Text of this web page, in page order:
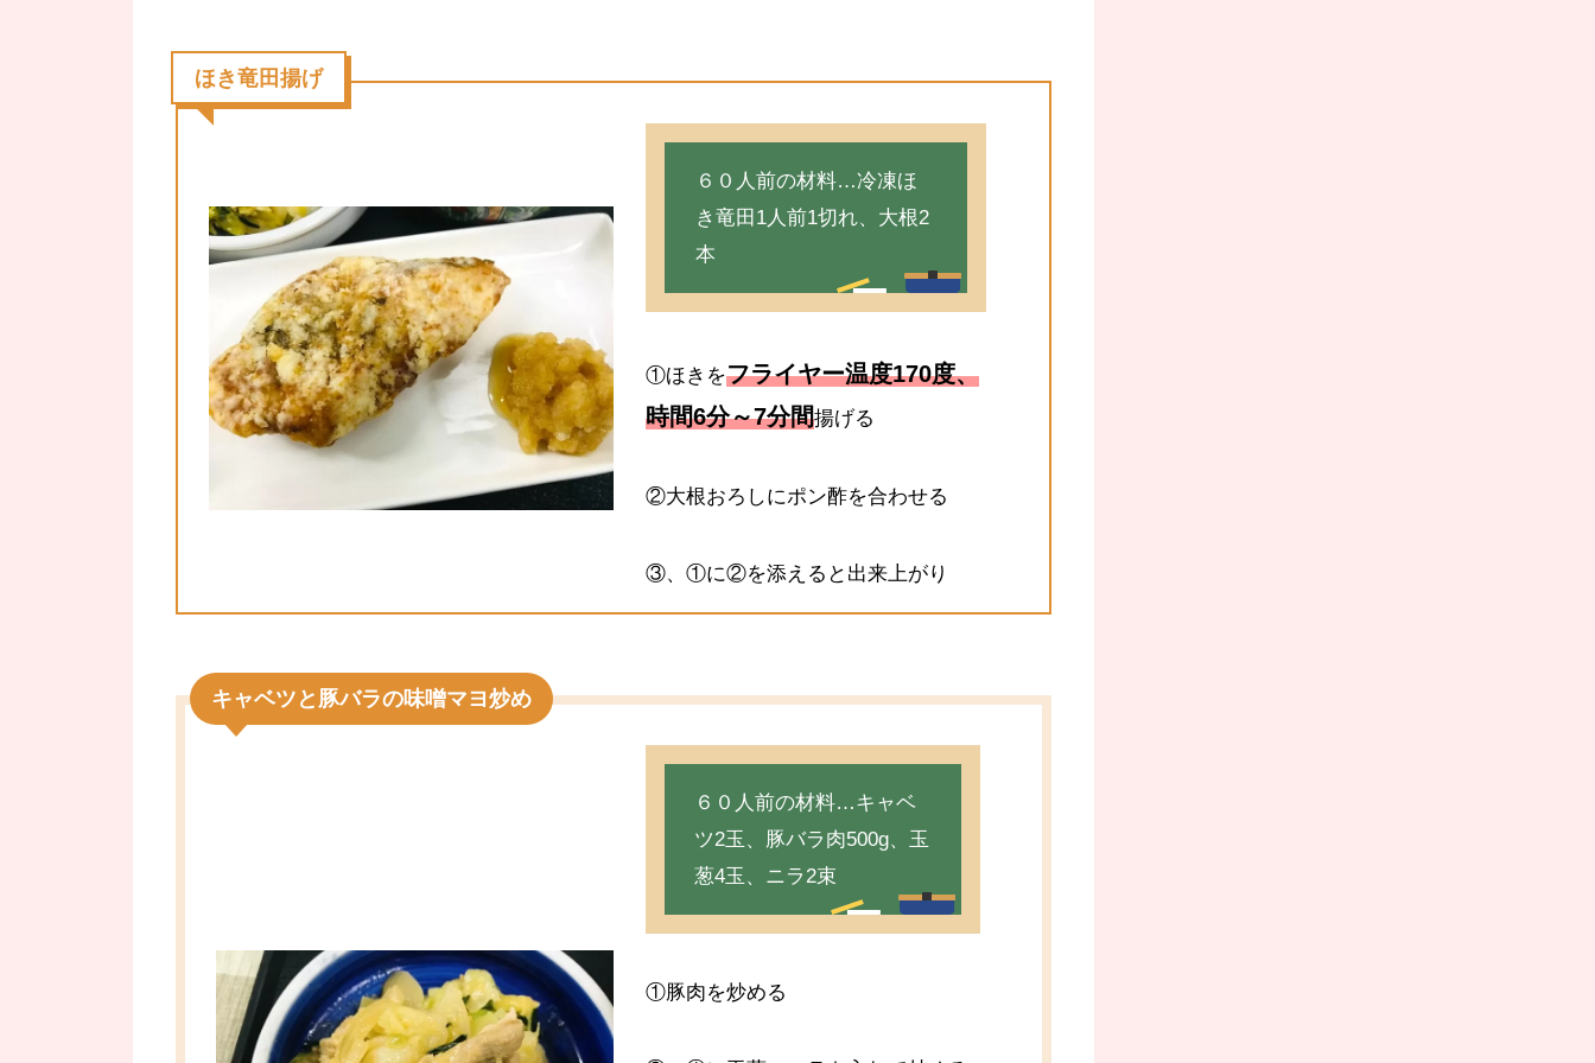
ほき竜田揚げ
６０人前の材料…冷凍ほ
き竜田1人前1切れ、大根2
本
①ほきをフライヤー温度170度、
時間6分～7分間揚げる
②大根おろしにポン酢を合わせる
③、①に②を添えると出来上がり
キャベツと豚バラの味噌マヨ炒め
６０人前の材料…キャベ
ツ2玉、豚バラ肉500g、玉
葱4玉、ニラ2束
①豚肉を炒める